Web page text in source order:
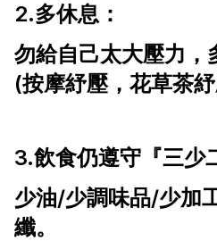
2.多休息：
勿給自己太大壓力，
(按摩紓壓，花草茶紓
3.飲食仍遵守『三少
少油/少調味品/少加
纖。